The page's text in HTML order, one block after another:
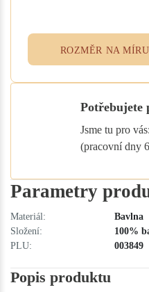
ROZMĚR NA MÍRU
Potřebujete
Jsme tu pro vás:
(pracovní dny
Parametry
Materiál:
Bavlna
Složení:
100%
PLU:
003849
Popis produktu